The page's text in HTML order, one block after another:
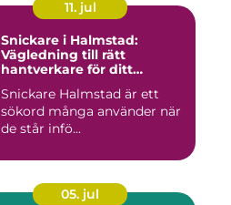
11. jul
Snickare i Halmstad:
Vägledning till rätt
hantverkare för ditt
Snickare Halmstad är ett
sökord många använder när
de står infö...
05. jul